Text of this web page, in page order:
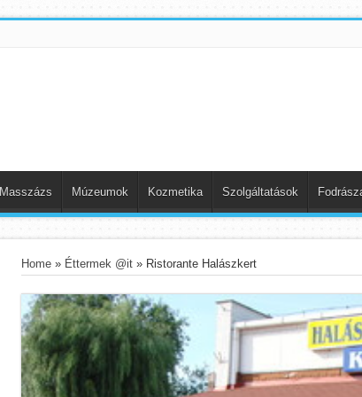
Masszázs Múzeumok Kozmetika Szolgáltatások
Home» Éttermek @it» Ristorante Halászkert